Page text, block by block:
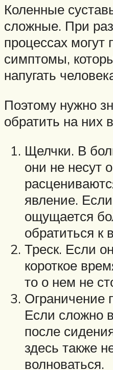
Коленные
сложные. При
процессах могут
симптомы,
напугать
Поэтому нужно
обратить на них
Щелчки. В
они не несут
явление.
ощущается
обратиться к
Треск. Если
короткое
то о нем не
Ограничение
Если сложно
после
здесь также
волноваться.